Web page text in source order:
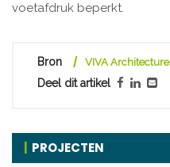
voetafdruk beperkt.
Bron VIVA Architecture
Deel dit artikel
PROJECTEN